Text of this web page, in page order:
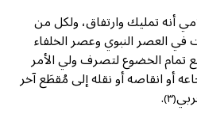
أنه تمليك وارتفاق، ولكل من
العصر النبوي وعصر الخلفاء
تمام الخضوع لتصرف ولي الأمر
أو انقاصه أو نقله إلى مُقطَع آخر
(٣) .